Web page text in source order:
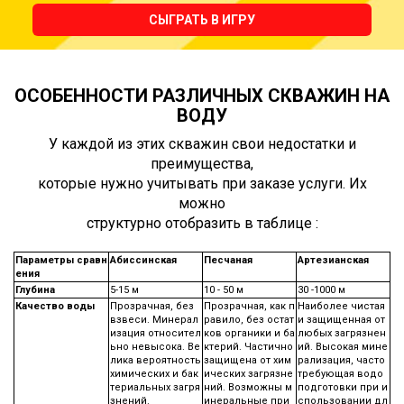
СЫГРАТЬ В ИГРУ
ОСОБЕННОСТИ РАЗЛИЧНЫХ СКВАЖИН НА
ВОДУ
У каждой из этих скважин свои недостатки и
преимущества,
которые нужно учитывать при заказе услуги. Их
можно
структурно отобразить в таблице :
Параметры сравн
ения
Абиссинская Песчаная Артезианская
Глубина 5-15 м 10 - 50 м
30 -1000 м
Качество воды
Прозрачная, без
взвеси. Минерал
изация относител
ьно невысока. Ве
лика вероятность
химических и бак
териальных загря
знений.
Прозрачная, как п
равило, без остат
ков органики и ба
ктерий. Частично
защищена от хим
ических загрязне
ний. Возможны м
инеральные при
Наиболее чистая
и защищенная от
любых загрязнен
ий. Высокая мине
рализация, часто
требующая водо
подготовки при и
спользовании дл